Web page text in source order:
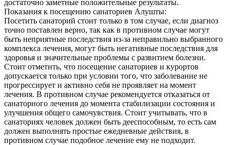
достаточно заметные положительные результаты.
Показания к посещению санаториев Алушты:
Посетить санаторий стоит только в том случае, если диагноз
точно поставлен верно, так как в противном случае могут
быть неприятные последствия из-за неправильно выбранного
комплекса лечения, могут быть негативные последствия для
здоровья и значительные проблемы с развитием болезни.
Стоит отметить, что посещение санаториев и курортов
допускается только при условии того, что заболевание не
прогрессирует и активно себя не проявляет на момент
лечения. В противном случае рекомендуется отказаться от
санаторного лечения до момента стабилизации состояния и
улучшения общего самочувствия. Стоит учитывать, что в
санаториях человек должен быть дееспособным, то есть сам
должен выполнять простые ежедневные действия, в
противном случае подобное лечение ему не подходит.